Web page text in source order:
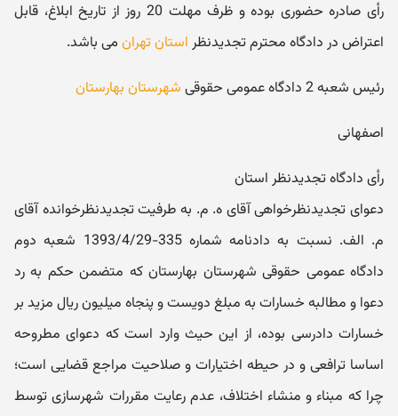
رأی صادره حضوری بوده و ظرف مهلت 20 روز از تاریخ ابلاغ، قابل
اعتراض در دادگاه محترم تجدیدنظر استان تهران می باشد.
رئیس شعبه 2 دادگاه عمومی حقوقی شهرستان بهارستان
اصفهانی
رأی دادگاه تجدیدنظر استان
دعوای تجدیدنظرخواهی آقای ه. م. به طرفیت تجدیدنظرخوانده آقای
م. الف. نسبت به دادنامه شماره 335-1393/4/29 شعبه دوم
دادگاه عمومی حقوقی شهرستان بهارستان که متضمن حکم به رد
دعوا و مطالبه خسارات به مبلغ دویست و پنجاه میلیون ریال مزید بر
خسارات دادرسی بوده، از این حیث وارد است که دعوای مطروحه
اساسا ترافعی و در حیطه اختیارات و صلاحیت مراجع قضایی است؛
چرا که مبناء و منشاء اختلاف، عدم رعایت مقررات شهرسازی توسط